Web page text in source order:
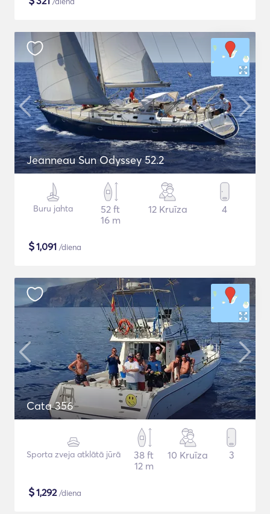
Jeanneau Sun Odyssey 52.2
Buru jahta
52 ft
16 m
12 Kruīza 4
$1,091 /diena
Cata 356
Sporta zveja atklātā jūrā
38 ft
12 m
10 Kruīza 3
$1,292/diena